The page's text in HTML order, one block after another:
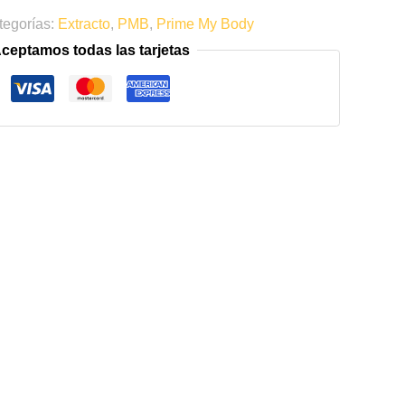
Extracto, PMB, Prime My Body
todas las tarjetas